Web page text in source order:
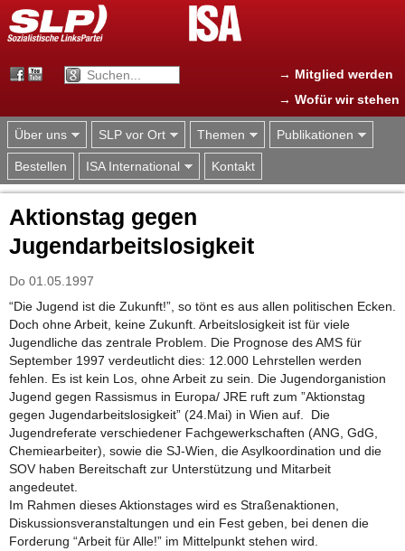
Jump to navigation
→ Mitglied werden
→ Wofür wir stehen
Über uns SLP vor Ort Themen Publikationen
Bestellen ISA International Kontakt
Aktionstag gegen
Jugendarbeitslosigkeit
Do 01.05.1997
“Die Jugend ist die Zukunft!”, so tönt es aus allen politischen Ecken.
Doch ohne Arbeit, keine Zukunft. Arbeitslosigkeit ist für viele
Jugendliche das zentrale Problem. Die Prognose des AMS für
September 1997 verdeutlicht dies: 12.000 Lehrstellen werden
fehlen. Es ist kein Los, ohne Arbeit zu sein. Die Jugendorganistion
Jugend gegen Rassismus in Europa/ JRE ruft zum ”Aktionstag
gegen Jugendarbeitslosigkeit” (24.Mai) in Wien auf. Die
Jugendreferate verschiedener Fachgewerkschaften (ANG, GdG,
Chemiearbeiter), sowie die SJ-Wien, die Asylkoordination und die
SOV haben Bereitschaft zur Unterstützung und Mitarbeit
angedeutet.
Im Rahmen dieses Aktionstages wird es Straßenaktionen,
Diskussionsveranstaltungen und ein Fest geben, bei denen die
Forderung “Arbeit für Alle!” im Mittelpunkt stehen wird.